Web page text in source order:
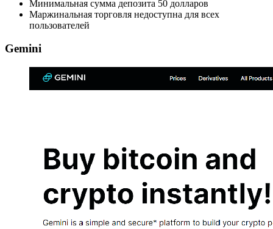
Минимальная сумма депозита 50 долларов
Маржинальная торговля недоступна для всех
пользователей
Gemini